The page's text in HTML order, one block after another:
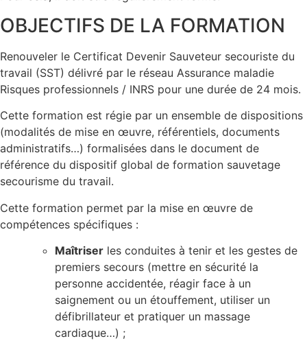
OBJECTIFS DE LA FORMATION
Renouveler le Certificat Devenir Sauveteur secouriste du
travail (SST) délivré par le réseau Assurance maladie
Risques professionnels / INRS pour une durée de 24 mois.
Cette formation est régie par un ensemble de dispositions
(modalités de mise en œuvre, référentiels, documents
administratifs…) formalisées dans le document de
référence du dispositif global de formation sauvetage
secourisme du travail.
Cette formation permet par la mise en œuvre de
compétences spécifiques :
Maîtriser les conduites à tenir et les gestes de
premiers secours (mettre en sécurité la
personne accidentée, réagir face à un
saignement ou un étouffement, utiliser un
défibrillateur et pratiquer un massage
cardiaque…) ;